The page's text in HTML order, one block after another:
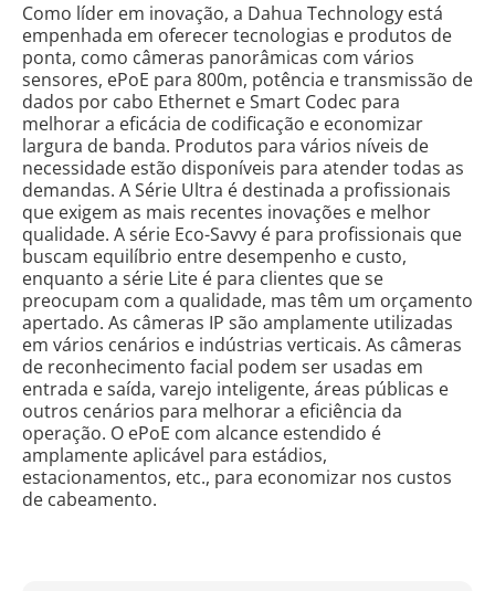
Como líder em inovação, a Dahua Technology está
empenhada em oferecer tecnologias e produtos de
ponta, como câmeras panorâmicas com vários
sensores, ePoE para 800m, potência e transmissão de
dados por cabo Ethernet e Smart Codec para
melhorar a eficácia de codificação e economizar
largura de banda. Produtos para vários níveis de
necessidade estão disponíveis para atender todas as
demandas. A Série Ultra é destinada a profissionais
que exigem as mais recentes inovações e melhor
qualidade. A série Eco-Savvy é para profissionais que
buscam equilíbrio entre desempenho e custo,
enquanto a série Lite é para clientes que se
preocupam com a qualidade, mas têm um orçamento
apertado. As câmeras IP são amplamente utilizadas
em vários cenários e indústrias verticais. As câmeras
de reconhecimento facial podem ser usadas em
entrada e saída, varejo inteligente, áreas públicas e
outros cenários para melhorar a eficiência da
operação. O ePoE com alcance estendido é
amplamente aplicável para estádios,
estacionamentos, etc., para economizar nos custos
de cabeamento.